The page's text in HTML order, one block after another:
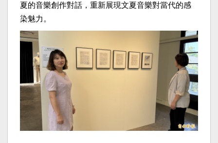
夏的音樂創作對話，重新展現文夏音樂對當代的感
染魅力。